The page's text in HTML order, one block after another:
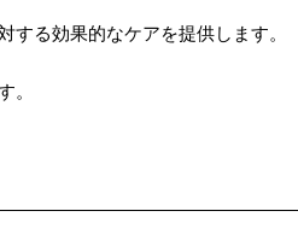
する効果的なケアを提供します。
。